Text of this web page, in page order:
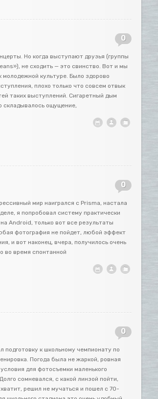
0
Но когда выступают друзья (группы
не сходить — это свинство. Вот и мы
культуре. Было здорово
плохо только что совсем отвык
таких выступлений. Сигаретный дым
складывалось ощущение,
0
мир наигрался с Prisma, настала
я попробовал систему практически
Android, только вот все результаты
фотография не пойдет, любой эффект
и вот наконец, вчера, получилось очень
во время спонтанной
0
подготовку к школьному чемпионату по
Погода была не жаркой, ровная
для фотосъемки маленького
сомневался, с какой линзой пойти,
решил не мучаться и пошел с 70-